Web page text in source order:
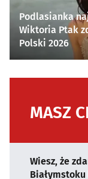
Podlasianka
Wiktoria Ptak
Polski 2026
MASZ
Wiesz, że